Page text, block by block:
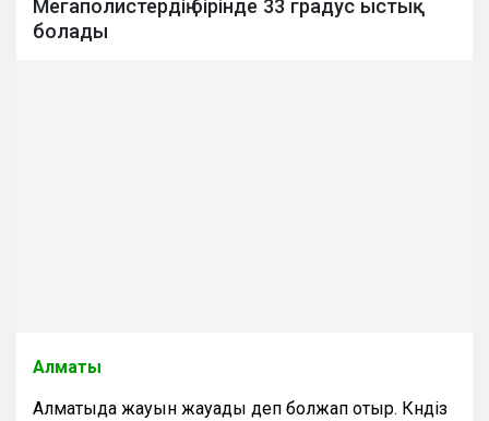
Мегаполистердің бірінде 33 градус ыстық
болады
Алматы
Алматыда жауын жауады деп болжап отыр. Күндіз